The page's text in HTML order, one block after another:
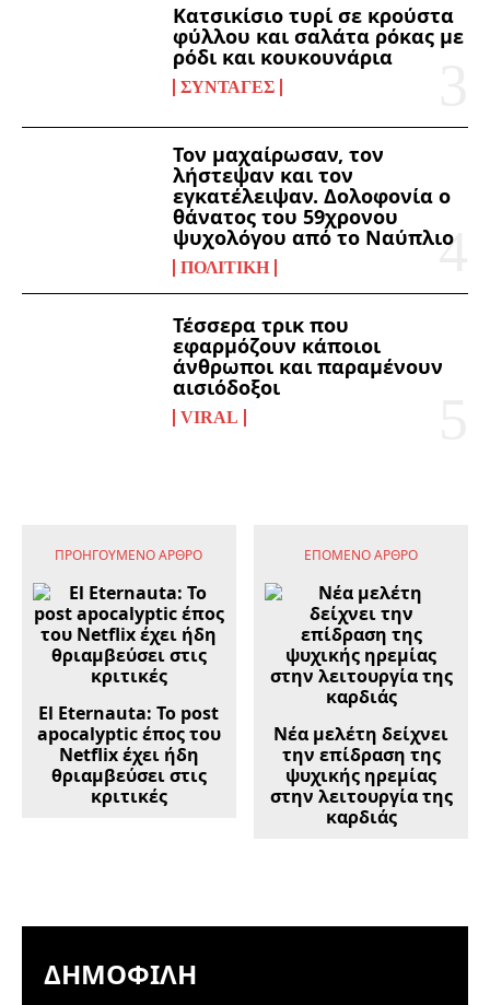
Κατσικίσιο τυρί σε κρούστα
φύλλου και σαλάτα ρόκας με
ρόδι και κουκουνάρια
ΣΥΝΤΑΓΈΣ
Τον μαχαίρωσαν, τον
λήστεψαν και τον
εγκατέλειψαν. Δολοφονία ο
θάνατος του 59χρονου
ψυχολόγου από το Ναύπλιο
ΠΟΛΙΤΙΚΉ
Τέσσερα τρικ που
εφαρμόζουν κάποιοι
άνθρωποι και παραμένουν
αισιόδοξοι
VIRAL
ΠΡΟΗΓΟΎΜΕΝΟ ΆΡΘΡΟ
El Eternauta: Το post
apocalyptic έπος του
Netflix έχει ήδη
θριαμβεύσει στις
κριτικές
ΕΠΌΜΕΝΟ ΆΡΘΡΟ
Νέα μελέτη δείχνει
την επίδραση της
ψυχικής ηρεμίας
στην λειτουργία της
καρδιάς
ΔΗΜΟΦΙΛΉ